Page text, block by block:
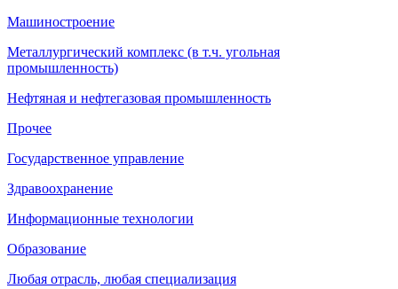
Машиностроение
Металлургический комплекс (в т.ч. угольная
промышленность)
Нефтяная и нефтегазовая промышленность
Прочее
Государственное управление
Здравоохранение
Информационные технологии
Образование
Любая отрасль, любая специализация